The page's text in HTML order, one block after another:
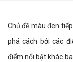
Chủ đề màu đen
phá cách bởi các
điểm nổi bật khác